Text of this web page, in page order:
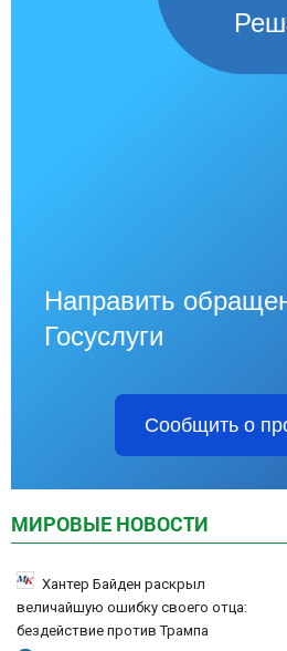
Направить
Госуслуги
Сообщить о
МИРОВЫЕ НОВОСТИ
Хантер Байден раскрыл
величайшую ошибку своего отца:
бездействие против Трампа